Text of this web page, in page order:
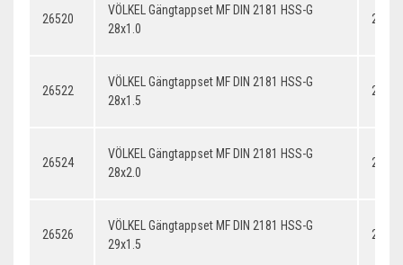
26520
VÖLKEL Gängtappset MF DIN 2181 HSS-G
28x1.0
26522
VÖLKEL Gängtappset MF DIN 2181 HSS-G
28x1.5
26524
VÖLKEL Gängtappset MF DIN 2181 HSS-G
28x2.0
26526
VÖLKEL Gängtappset MF DIN 2181 HSS-G
29x1.5